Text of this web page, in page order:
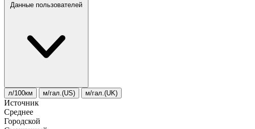
Данные пользователей
л/100км м/гал.(US) м/гал.(UK)
Источник
Среднее
Городской